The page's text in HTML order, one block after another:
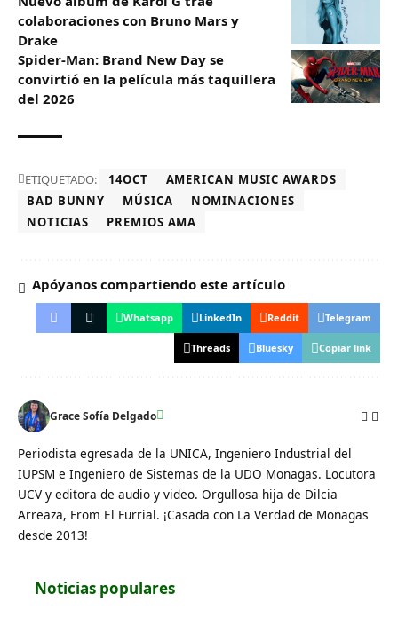
colaboraciones con Bruno Mars y
Drake
Spider-Man: Brand New Day se
convirtió en la película más taquillera
del 2026
ETIQUETADO: 14OCT
AMERICAN MUSIC AWARDS
BAD BUNNY
MÚSICA
NOMINACIONES
NOTICIAS
PREMIOS AMA
Apóyanos compartiendo este artículo
Whatsapp LinkedIn Reddit Telegram
Threads Bluesky Copiar link
Grace Sofía Delgado
Periodista egresada de la UNICA, Ingeniero Industrial del
IUPSM e Ingeniero de Sistemas de la UDO Monagas. Locutora
UCV y editora de audio y video. Orgullosa hija de Dilcia
Arreaza, From El Furrial. ¡Casada con La Verdad de Monagas
desde 2013!
Noticias populares